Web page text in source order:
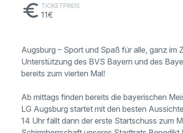
euro TICKETPREIS
11€
Augsburg – Sport und Spaß für alle, ganz im
Unterstützung des BVS Bayern und des
bereits zum vierten Mal!
Ab mittags finden bereits die bayerischen
LG Augsburg startet mit den besten
14 Uhr fällt dann der erste Startschuss zum